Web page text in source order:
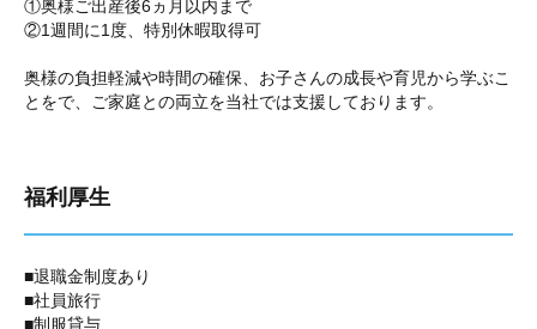
①奥様ご出産後6ヵ月以内まで
②1週間に1度、特別休暇取得可
奥様の負担軽減や時間の確保、お子さんの成長や育児から学ぶこ
とをで、ご家庭との両立を当社では支援しております。
福利厚生
■退職金制度あり
■社員旅行
■制服貸与